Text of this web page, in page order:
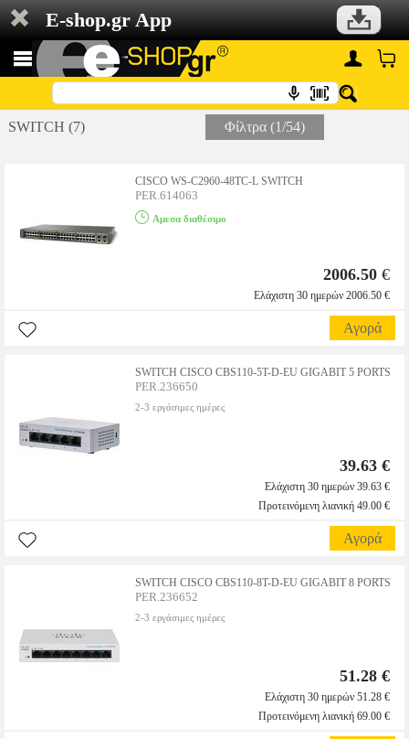
E-shop.gr App
SWITCH (7) Φίλτρα (1/54)
CISCO WS-C2960-48TC-L SWITCH
PER.614063
Αμεσα διαθέσιμο
2006.50 €
Ελάχιστη 30 ημερών 2006.50 €
Αγορά
SWITCH CISCO CBS110-5T-D-EU GIGABIT 5 PORTS
PER.236650
2-3 εργάσιμες ημέρες
39.63 €
Ελάχιστη 30 ημερών 39.63 €
Προτεινόμενη λιανική 49.00 €
Αγορά
SWITCH CISCO CBS110-8T-D-EU GIGABIT 8 PORTS
PER.236652
2-3 εργάσιμες ημέρες
51.28 €
Ελάχιστη 30 ημερών 51.28 €
Προτεινόμενη λιανική 69.00 €